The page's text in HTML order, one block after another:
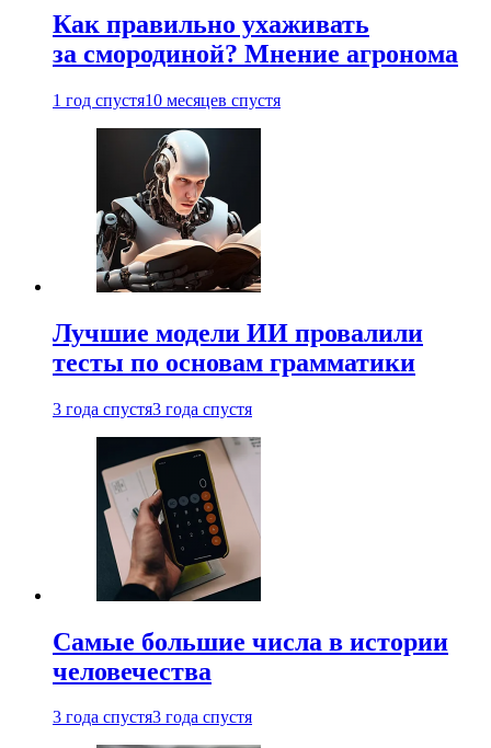
Как правильно ухаживать
за смородиной? Мнение агронома
1 год спустя10 месяцев спустя
Лучшие модели ИИ провалили
тесты по основам грамматики
3 года спустя3 года спустя
Самые большие числа в истории
человечества
3 года спустя3 года спустя